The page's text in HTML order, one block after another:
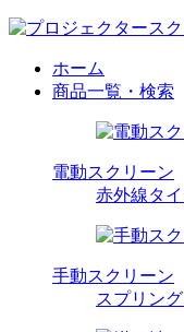
ホーム
商品一覧・検索
電動スクリーン
赤外線タ
手動スクリーン
スプリン